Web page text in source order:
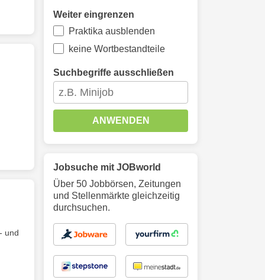
und
Weiter eingrenzen
Praktika ausblenden
keine Wortbestandteile
Suchbegriffe ausschließen
ANWENDEN
Jobsuche mit JOBworld
Über 50 Jobbörsen, Zeitungen
und Stellenmärkte gleichzeitig
durchsuchen.